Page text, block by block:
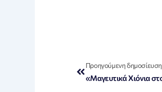
Προηγούμενη δημοσίευση